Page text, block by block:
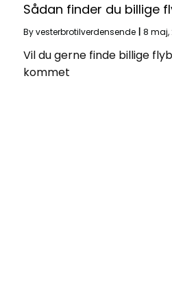
Sådan finder du billige
Byvesterbrotilverdensende 8 maj,
Vil du gerne finde billige
kommet